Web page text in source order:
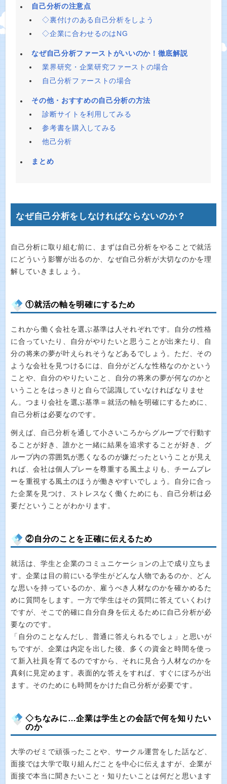
自己分析の注意点
◇裏付けのある自己分析をしよう
◇企業に合わせるのはNG
なぜ自己分析ファーストがいいのか！徹底解説
業界研究・企業研究ファーストの場合
自己分析ファーストの場合
その他・おすすめの自己分析の方法
診断サイトを利用してみる
参考書を購入してみる
他己分析
まとめ
なぜ自己分析をしなければならないのか？
自己分析に取り組む前に、まずは自己分析をやることで就活
にどういう影響が出るのか、なぜ自己分析が大切なのかを理
解していきましょう。
①就活の軸を明確にするため
これから働く会社を選ぶ基準は人それぞれです。自分の性格
に合っていたり、自分がやりたいと思うことが出来たり、自
分の将来の夢が叶えられそうなどあるでしょう。ただ、その
ような会社を見つけるには、自分がどんな性格なのかという
ことや、自分のやりたいこと、自分の将来の夢が何なのかと
いうことをはっきりと自らで認識していなければなりませ
ん。つまり会社を選ぶ基準＝就活の軸を明確にするために、
自己分析は必要なのです。
例えば、自己分析を通して小さいころからグループで行動す
ることが好き、誰かと一緒に結果を追求することが好き、グ
ループ内の雰囲気が悪くなるのが嫌だったということが見え
れば、会社は個人プレーを尊重する風土よりも、チームプレ
ーを重視する風土のほうが働きやすいでしょう。自分に合っ
た企業を見つけ、ストレスなく働くためにも、自己分析は必
要だということがわかります。
②自分のことを正確に伝えるため
就活は、学生と企業のコミュニケーションの上で成り立ちま
す。企業は目の前にいる学生がどんな人物であるのか、どん
な思いを持っているのか、雇うべき人材なのかを確かめるた
めに質問をします。一方で学生はその質問に答えていくわけ
ですが、そこで的確に自分自身を伝えるために自己分析が必
要なのです。
「自分のことなんだし、普通に答えられるでしょ」と思いが
ちですが、企業は内定を出した後、多くの資金と時間を使っ
て新入社員を育てるのですから、それに見合う人材なのかを
真剣に見定めます。表面的な答えをすれば、すぐにぼろが出
ます。そのためにも時間をかけた自己分析が必要です。
◇ちなみに…企業は学生との会話で何を知りたい
のか
大学のゼミで頑張ったことや、サークル運営をした話など、
面接では大学で取り組んだことを中心に伝えますが、企業が
面接で本当に聞きたいこと・知りたいことは何だと思います